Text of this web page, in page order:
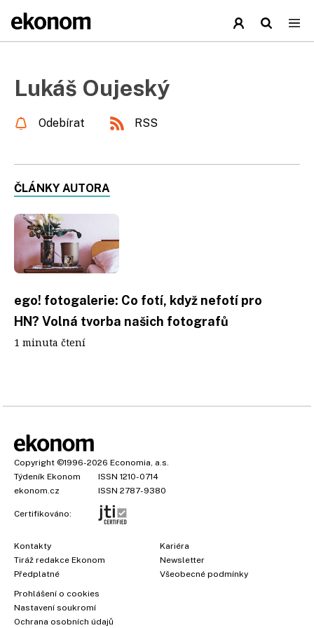
Lukáš Oujeský
Odebírat RSS
ČLÁNKY AUTORA
ego! fotogalerie: Co fotí, když nefotí pro
HN? Volná tvorba našich fotografů
1 minuta čtení
Copyright ©1996-2026 Economia, a.s.
Týdeník Ekonom
ISSN 1210-0714
ekonom.cz
ISSN 2787-9380
Certifikováno:
Kontakty
Tiráž redakce Ekonom
Předplatné
Kariéra
Newsletter
Všeobecné podmínky
Prohlášení o cookies
Nastavení soukromí
Ochrana osobních údajů